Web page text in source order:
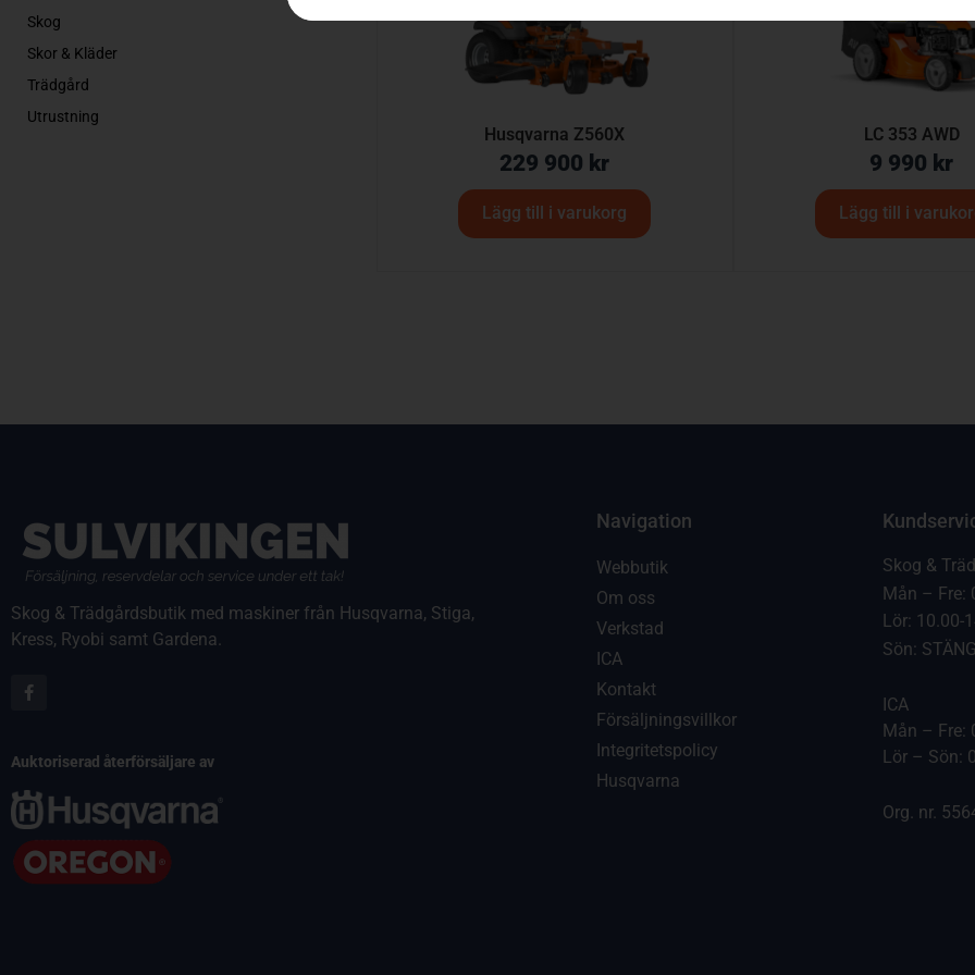
Skog
Skor & Kläder
Trädgård
Utrustning
Husqvarna Z560X
229 900 kr
Lägg till i varukorg
LC 353 AWD
9 990 kr
Lägg till i
Skog & Trädgårdsbutik med maskiner från Husqvarna, Stiga,
Kress, Ryobi samt Gardena.
Auktoriserad återförsäljare av
Navigation
Webbutik
Om oss
Verkstad
ICA
Kontakt
Försäljningsvillkor
Integritetspolicy
Husqvarna
Skog &
Mån – Fre:
Lör: 10.00-
Sön:
ICA
Mån – Fre:
Lör – Sön:
Org. nr.